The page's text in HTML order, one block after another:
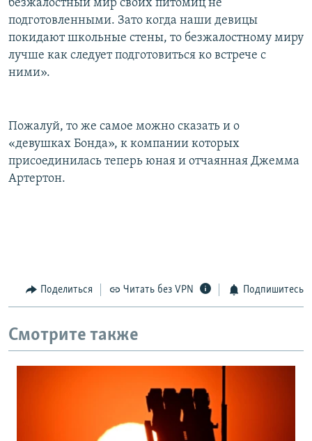
безжалостный мир своих питомиц не
подготовленными. Зато когда наши девицы
покидают школьные стены, то безжалостному миру
лучше как следует подготовиться ко встрече с
ними».
Пожалуй, то же самое можно сказать и о
«девушках Бонда», к компании которых
присоединилась теперь юная и отчаянная Джемма
Артертон.
Поделиться Читать без VPN Подпишитесь
Смотрите также